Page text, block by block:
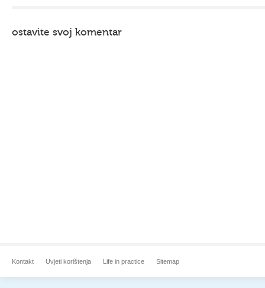
ostavite svoj komentar
Kontakt Uvjeti korištenja Life in practice Sitemap